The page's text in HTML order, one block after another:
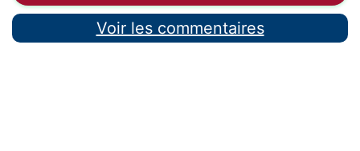
Voir les commentaires